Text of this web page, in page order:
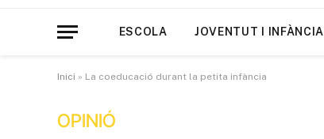
ESCOLA JOVENTUT I INFÀNCIA
Inici » La coeducació durant la petita infància
OPINIÓ